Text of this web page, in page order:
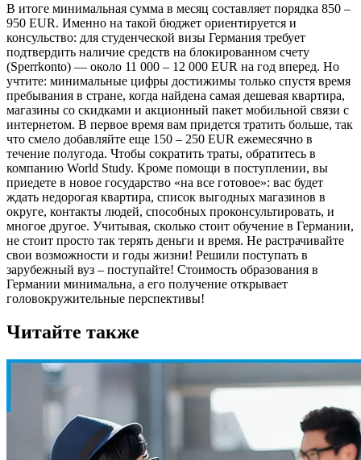
В итоге минимальная сумма в месяц составляет порядка 850 –
950 EUR. Именно на такой бюджет ориентируется и
консульство: для студенческой визы Германия требует
подтвердить наличие средств на блокированном счету
(Sperrkonto) — около 11 000 – 12 000 EUR на год вперед. Но
учтите: минимальные цифры достижимы только спустя время
пребывания в стране, когда найдена самая дешевая квартира,
магазины со скидками и акционный пакет мобильной связи с
интернетом. В первое время вам придется тратить больше, так
что смело добавляйте еще 150 – 250 EUR ежемесячно в
течение полугода. Чтобы сократить траты, обратитесь в
компанию World Study. Кроме помощи в поступлении, вы
приедете в новое государство «на все готовое»: вас будет
ждать недорогая квартира, список выгодных магазинов в
округе, контакты людей, способных проконсультировать, и
многое другое. Учитывая, сколько стоит обучение в Германии,
не стоит просто так терять деньги и время. Не растрачивайте
свои возможности и годы жизни! Решили поступать в
зарубежный вуз – поступайте! Стоимость образования в
Германии минимальна, а его получение открывает
головокружительные перспективы!
Читайте также